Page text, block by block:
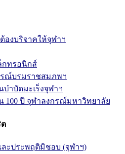
องบริจาคให้จุฬาฯ
กทรอนิกส์
ณ์บรมราชสมภพฯ
ำบัดมะเร็งจุฬาฯ
100 ปี จุฬาลงกรณ์มหาวิทยาลัย
ต
ละประพฤติมิชอบ (จุฬาฯ)